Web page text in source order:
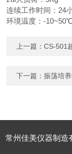
连续工作时间： 24
环境温度：-10~50℃
上一篇：CS-501
下一篇：振荡培
常州佳美仪器制造